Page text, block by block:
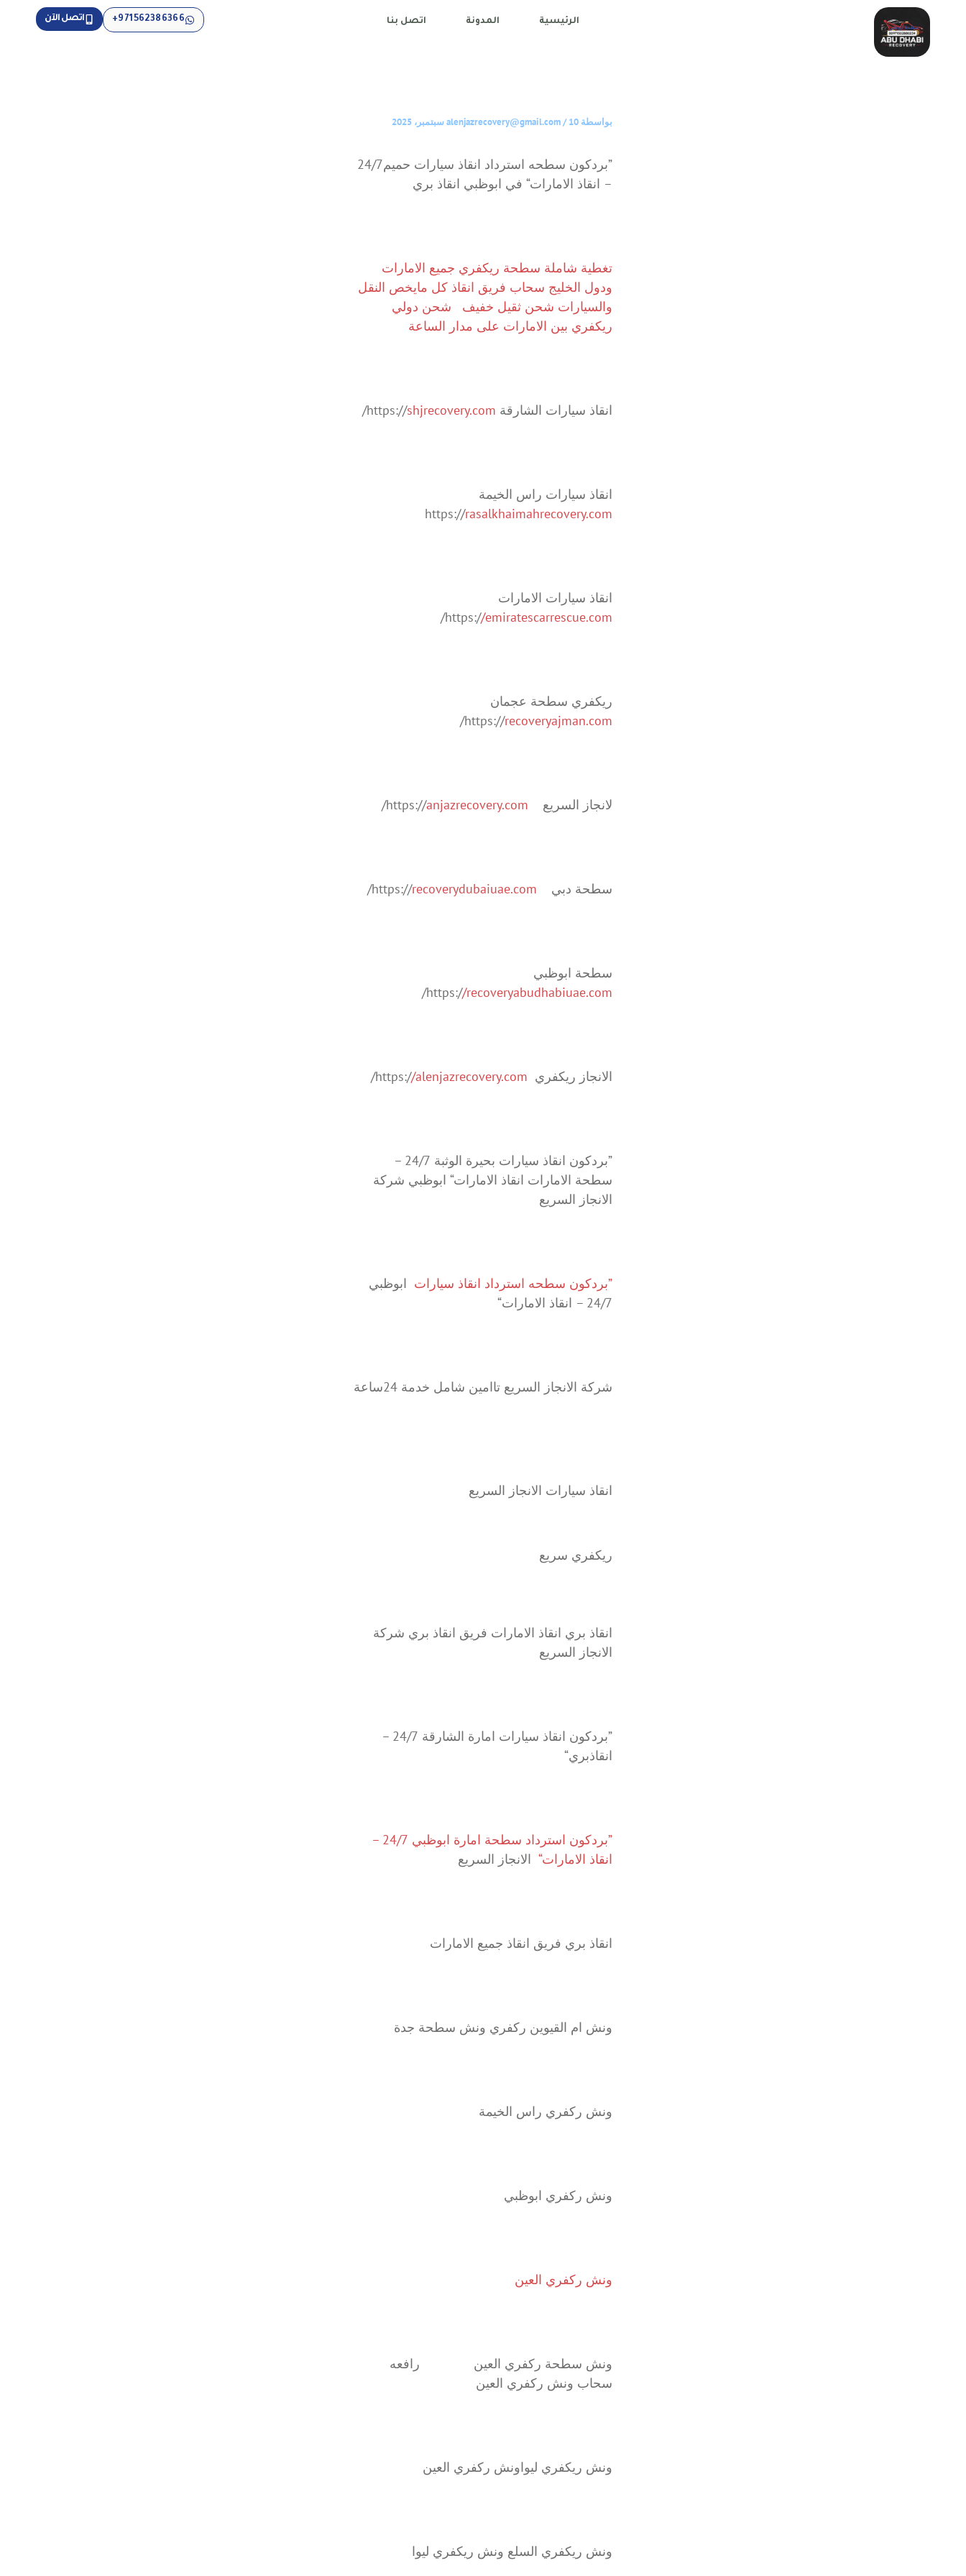
المحتوى
الرئيسية المدونة اتصل بنا اتصل الآن 971562386366+
بواسطة alenjazrecovery@gmail.com/10 سبتمبر، 2025
”بردكون سطحه استرداد انقاذ سيارات حميم24/7
– انقاذ الامارات“ في ابوظبي انقاذ بري
تغطية شاملة سطحة ريكفري جميع الامارات
ودول الخليج سحاب فريق انقاذ كل مايخص النقل
والسيارات شحن ثقيل خفيف
شحن دولي
ريكفري بين الامارات على مدار الساعة
انقاذ سيارات الشارقة https:// shjrecovery.com
/
انقاذ سيارات راس الخيمة
https://rasalkhaimahrecovery.com
انقاذ سيارات الامارات
https://emiratescarrescue.com
/
ريكفري سطحة عجمان
https://recoveryajman.com
/
لانجاز السريع https:// anjazrecovery.com
/
سطحة دبي https:// recoverydubaiuae.com
/
سطحة ابوظبي
https://recoveryabudhabiuae.com
/
الانجاز ريكفري https:/ /alenjazrecovery.com
/
”بردكون انقاذ سيارات بحيرة الوثبة 24/7 –
سطحة الامارات انقاذ الامارات“ ابوظبي شركة
الانجاز السريع
”بردكون سطحه استرداد انقاذ سيارات ابوظبي
24/7 – انقاذ الامارات“
شركة الانجاز السريع تاامين شامل خدمة 24ساعة
انقاذ سيارات الانجاز السريع
ريكفري سريع
انقاذ بري انقاذ الامارات فريق انقاذ بري شركة
الانجاز السريع
”بردكون انقاذ سيارات امارة الشارقة 24/7 –
انقاذبري“
”بردكون استرداد سطحة امارة ابوظبي 24/7 –
انقاذ الامارات“ الانجاز السريع
انقاذ بري فريق انقاذ جميع الامارات
ونش ام القيوين ركفري ونش سطحة جدة
ونش ركفري راس الخيمة
ونش ركفري ابوظبي
ونش ركفري العين
ونش سطحة ركفري العين رافعه
سحاب ونش ركفري العين
ونش ريكفري ليواونش ركفري العين
ونش ريكفري السلع ونش ريكفري ليوا